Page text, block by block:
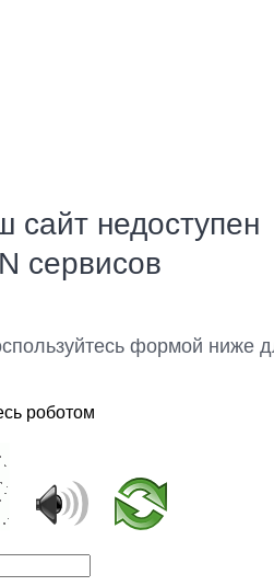
сайт недоступен
сервисов
формой ниже
роботом